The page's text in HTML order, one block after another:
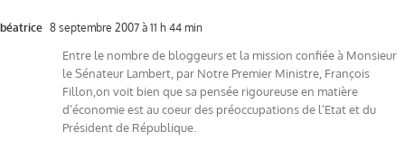
béatrice 8 septembre 2007 à 11 h 44 min
Entre le nombre de bloggeurs et la mission confiée à Monsieur
le Sénateur Lambert, par Notre Premier Ministre, François
Fillon,on voit bien que sa pensée rigoureuse en matière
d’économie est au coeur des préoccupations de l’Etat et du
Président de République.